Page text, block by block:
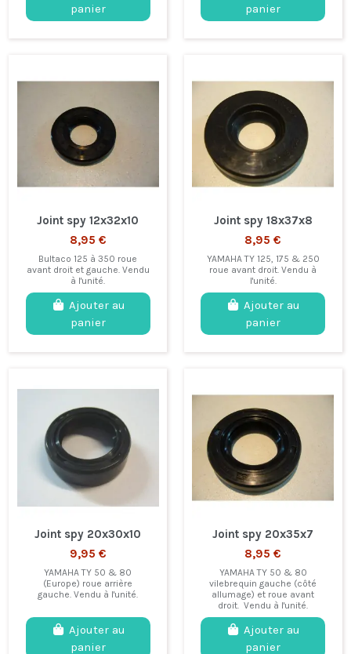
panier
panier
Joint spy 12x32x10
8,95 €
Bultaco 125 à 350 roue
avant droit et gauche. Vendu
à l'unité.
Ajouter au
panier
Joint spy 18x37x8
8,95 €
YAMAHA TY 125, 175 & 250
roue avant droit. Vendu à
l'unité.
Ajouter au
panier
Joint spy 20x30x10
9,95 €
YAMAHA TY 50 & 80
(Europe) roue arrière
gauche. Vendu à l'unité.
Ajouter au
panier
Joint spy 20x35x7
8,95 €
YAMAHA TY 50 & 80
vilebrequin gauche (côté
allumage) et roue avant
droit. Vendu à l'unité.
Ajouter au
panier